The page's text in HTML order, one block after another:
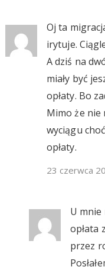
Oj ta
irytuje.
A dziś na
miały być
opłaty. Bo
Mimo że nie
wyciągu
opłaty.
23 czerwca
U
opłata
przez